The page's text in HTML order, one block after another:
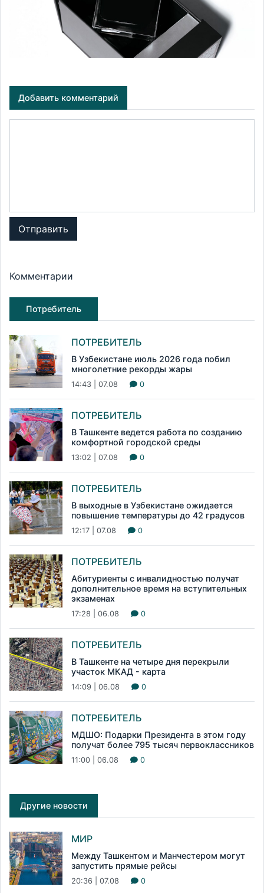
Добавить комментарий
Отправить
Комментарии
Потребитель
ПОТРЕБИТЕЛЬ
В Узбекистане июль 2026 года побил
многолетние рекорды жары
14:43 | 07.08 0
ПОТРЕБИТЕЛЬ
В Ташкенте ведется работа по созданию
комфортной городской среды
13:02 | 07.08 0
ПОТРЕБИТЕЛЬ
В выходные в Узбекистане ожидается
повышение температуры до 42 градусов
12:17 | 07.08 0
ПОТРЕБИТЕЛЬ
Абитуриенты с инвалидностью получат
дополнительное время на вступительных
экзаменах
17:28 | 06.08 0
ПОТРЕБИТЕЛЬ
В Ташкенте на четыре дня перекрыли
участок МКАД - карта
14:09 | 06.08 0
ПОТРЕБИТЕЛЬ
МДШО: Подарки Президента в этом году
получат более 795 тысяч первоклассников
11:00 | 06.08 0
Другие новости
МИР
Между Ташкентом и Манчестером могут
запустить прямые рейсы
20:36 | 07.08 0